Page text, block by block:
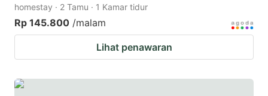
homestay · 2 Tamu · 1 Kamar tidur
Rp 145.800 /malam
Lihat penawaran